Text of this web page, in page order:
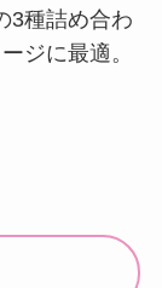
3種詰め合わ
ジに最適。